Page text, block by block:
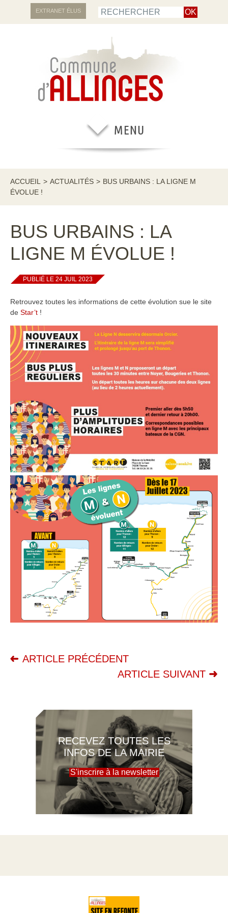
EXTRANET ÉLUS
ACCUEIL > ACTUALITÉS > BUS URBAINS : LA LIGNE M
ÉVOLUE !
BUS URBAINS : LA
LIGNE M ÉVOLUE !
PUBLIÉ LE 24 JUIL 2023
Retrouvez toutes les informations de cette évolution sue le site
de Star’t !
ARTICLE PRÉCÉDENT
ARTICLE SUIVANT
RECEVEZ TOUTES LES
INFOS DE LA MAIRIE
S'inscrire à la newsletter